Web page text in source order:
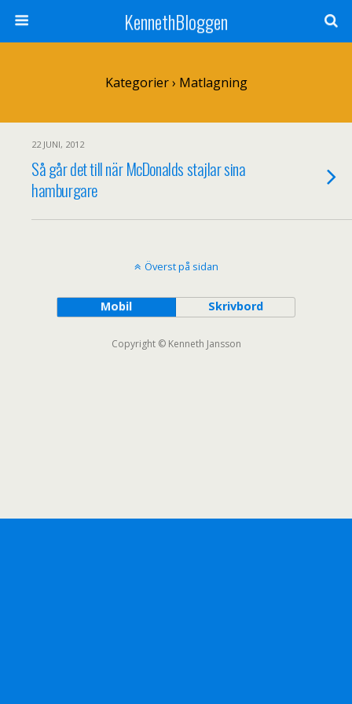
KennethBloggen
Kategorier › Matlagning
22 JUNI, 2012
Så går det till när McDonalds stajlar sina
hamburgare
Överst på sidan
Mobil Skrivbord
Copyright © Kenneth Jansson